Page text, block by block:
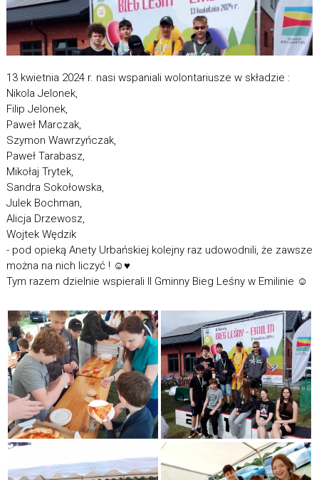
13 kwietnia 2024 r. nasi wspaniali wolontariusze w składzie :
Nikola Jelonek,
Filip Jelonek,
Paweł Marczak,
Szymon Wawrzyńczak,
Paweł Tarabasz,
Mikołaj Trytek,
Sandra Sokołowska,
Julek Bochman,
Alicja Drzewosz,
Wojtek Wędzik
- pod opieką Anety Urbańskiej kolejny raz udowodnili, że zawsze
można na nich liczyć ! ☺️♥️
Tym razem dzielnie wspierali II Gminny Bieg Leśny w Emilinie ☺️